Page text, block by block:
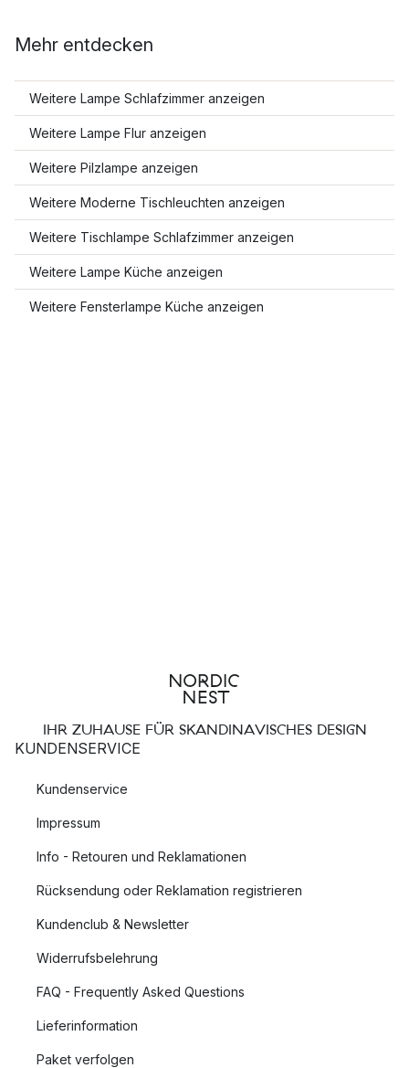
Mehr entdecken
Weitere Lampe Schlafzimmer anzeigen
Weitere Lampe Flur anzeigen
Weitere Pilzlampe anzeigen
Weitere Moderne Tischleuchten anzeigen
Weitere Tischlampe Schlafzimmer anzeigen
Weitere Lampe Küche anzeigen
Weitere Fensterlampe Küche anzeigen
IHR ZUHAUSE FÜR SKANDINAVISCHES DESIGN
KUNDENSERVICE
Kundenservice
Impressum
Info - Retouren und Reklamationen
Rücksendung oder Reklamation registrieren
Kundenclub & Newsletter
Widerrufsbelehrung
FAQ - Frequently Asked Questions
Lieferinformation
Paket verfolgen